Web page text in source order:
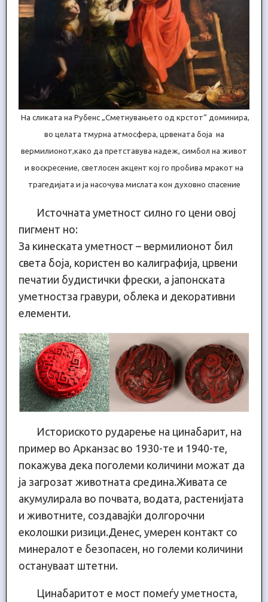
На сликата на Рубенс „Сметнувањето од крстот“ доминира,
во целата тмурна атмосфера, црвената боја на
вермилионот,како да претставува надеж, симбол на живот
и воскресение, светлосен акцент кој го пробива мракот на
трагедијата и ја насочува мислата кон духовно спасение
Источната уметност силно го цени овој
пигмент но:
За кинеската уметност – вермилионот бил
света боја, користен во калиграфија, црвени
печатии будистички фрески, а јапонската
уметностза гравури, облека и декоративни
елементи.
Историското рударење на цинабарит, на
пример во Арканзас во 1930-те и 1940-те,
покажува дека поголеми количини можат да
ја загрозат животната средина.Живата се
акумулирала во почвата, водата, растенијата
и животните, создавајќи долгорочни
еколошки ризици.Денес, умерен контакт со
минералот е безопасен, но големи количини
остануваат штетни.
Цинабаритот е мост помеѓу уметноста,